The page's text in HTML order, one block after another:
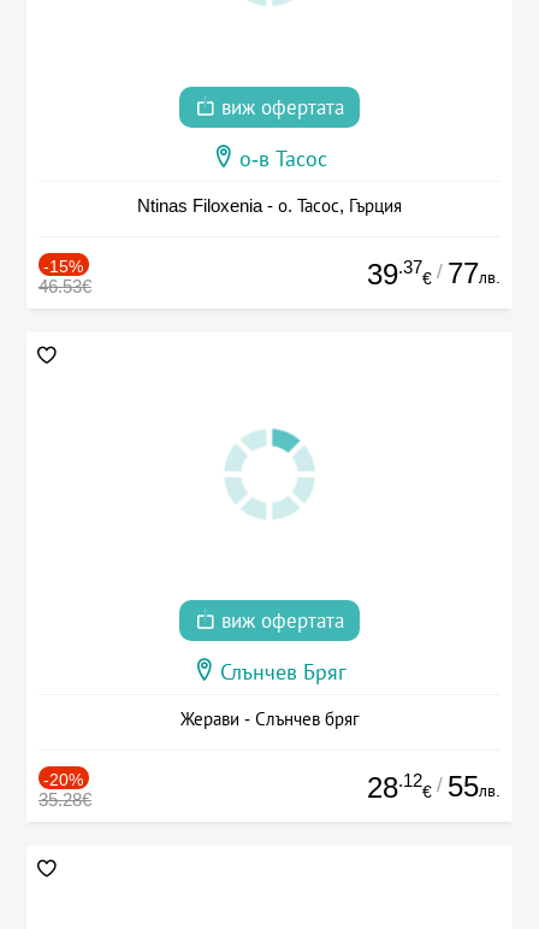
виж офертата
о-в Тасос
Ntinas Filoxenia - о. Тасос, Гърция
-15%
46.53€ 39.37
€ / 77лв.
виж офертата
Слънчев Бряг
Жерави - Слънчев бряг
-20%
35.28€ 28.12
€ / 55лв.